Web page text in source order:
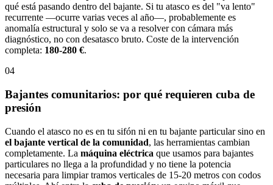
qué está pasando dentro del bajante. Si tu atasco es del "va lento"
recurrente —ocurre varias veces al año—, probablemente es
anomalía estructural y solo se va a resolver con cámara más
diagnóstico, no con desatasco bruto. Coste de la intervención
completa: 180-280 €.
04
Bajantes comunitarios: por qué requieren cuba de
presión
Cuando el atasco no es en tu sifón ni en tu bajante particular sino en
el bajante vertical de la comunidad, las herramientas cambian
completamente. La máquina eléctrica que usamos para bajantes
particulares no llega a la profundidad y no tiene la potencia
necesaria para limpiar tramos verticales de 15-20 metros con codos